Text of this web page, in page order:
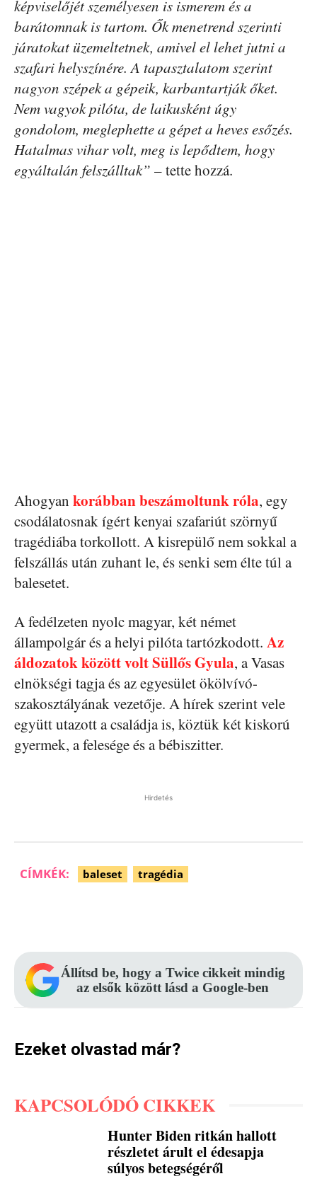
képviselőjét személyesen is ismerem és a
barátomnak is tartom. Ők menetrend szerinti
járatokat üzemeltetnek, amivel el lehet jutni a
szafari helyszínére. A tapasztalatom szerint
nagyon szépek a gépeik, karbantartják őket.
Nem vagyok pilóta, de laikusként úgy
gondolom, meglephette a gépet a heves esőzés.
Hatalmas vihar volt, meg is lepődtem, hogy
egyáltalán felszálltak” – tette hozzá.
Ahogyan korábban beszámoltunk róla, egy
csodálatosnak ígért kenyai szafariút szörnyű
tragédiába torkollott. A kisrepülő nem sokkal a
felszállás után zuhant le, és senki sem élte túl a
balesetet.
A fedélzeten nyolc magyar, két német
állampolgár és a helyi pilóta tartózkodott. Az
áldozatok között volt Süllős Gyula, a Vasas
elnökségi tagja és az egyesület ökölvívó-
szakosztályának vezetője. A hírek szerint vele
együtt utazott a családja is, köztük két kiskorú
gyermek, a felesége és a bébiszitter.
Hirdetés
CÍMKÉK: baleset tragédia
Állítsd be, hogy a Twice cikkeit mindig
az elsők között lásd a Google-ben
Ezeket olvastad már?
KAPCSOLÓDÓ CIKKEK
Hunter Biden ritkán hallott
részletet árult el édesapja
súlyos betegségéről